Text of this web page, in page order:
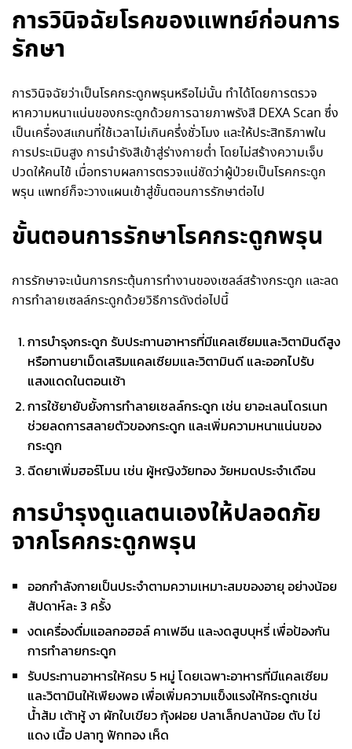
การวินิจฉัยโรคของแพทย์ก่อนการ
รักษา
การวินิจฉัยว่าเป็นโรคกระดูกพรุนหรือไม่นั้น ทำได้โดยการตรวจ
หาความหนาแน่นของกระดูกด้วยการฉายภาพรังสี DEXA Scan ซึ่ง
เป็นเครื่องสแกนที่ใช้เวลาไม่เกินครึ่งชั่วโมง และให้ประสิทธิภาพใน
การประเมินสูง การนำรังสีเข้าสู่ร่างกายต่ำ โดยไม่สร้างความเจ็บ
ปวดให้คนไข้ เมื่อทราบผลการตรวจแน่ชัดว่าผู้ป่วยเป็นโรคกระดูก
พรุน แพทย์ก็จะวางแผนเข้าสู่ขั้นตอนการรักษาต่อไป
ขั้นตอนการรักษาโรคกระดูกพรุน
การรักษาจะเน้นการกระตุ้นการทำงานของเซลล์สร้างกระดูก และลด
การทำลายเซลล์กระดูกด้วยวิธีการดังต่อไปนี้
การบำรุงกระดูก รับประทานอาหารที่มีแคลเซียมและวิตามินดีสูง
หรือทานยาเม็ดเสริมแคลเซียมและวิตามินดี และออกไปรับ
แสงแดดในตอนเช้า
การใช้ยายับยั้งการทำลายเซลล์กระดูก เช่น ยาอะเลนโดรเนท
ช่วยลดการสลายตัวของกระดูก และเพิ่มความหนาแน่นของ
กระดูก
ฉีดยาเพิ่มฮอร์โมน เช่น ผู้หญิงวัยทอง วัยหมดประจำเดือน
การบำรุงดูแลตนเองให้ปลอดภัย
จากโรคกระดูกพรุน
ออกกำลังกายเป็นประจำตามความเหมาะสมของอายุ อย่างน้อย
สัปดาห์ละ 3 ครั้ง
งดเครื่องดื่มแอลกอฮอล์ คาเฟอีน และงดสูบบุหรี่ เพื่อป้องกัน
การทำลายกระดูก
รับประทานอาหารให้ครบ 5 หมู่ โดยเฉพาะอาหารที่มีแคลเซียม
และวิตามินให้เพียงพอ เพื่อเพิ่มความแข็งแรงให้กระดูกเช่น
น้ำส้ม เต้าหู้ งา ผักใบเขียว กุ้งฝอย ปลาเล็กปลาน้อย ตับ ไข่
แดง เนื้อ ปลาทู ฟักทอง เห็ด